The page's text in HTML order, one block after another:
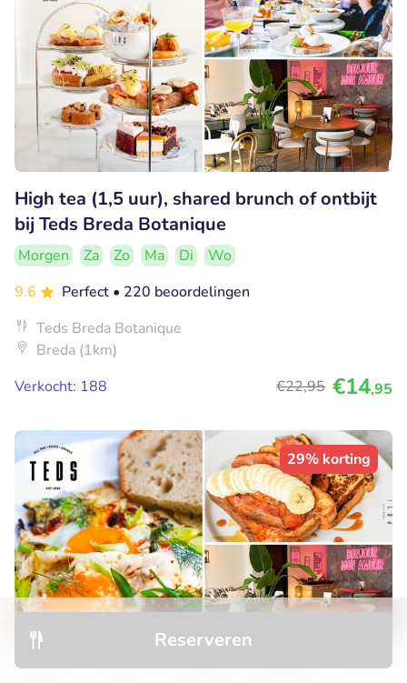
Reserveren
High tea (1,5 uur), shared brunch of ontbijt
bij Teds Breda Botanique
Morgen Za Zo Ma Di
Wo
9.6
Perfect • 220 beoordelingen
Teds Breda Botanique
Breda (1km)
Verkocht: 188
€22,95 €14,95
29% korting